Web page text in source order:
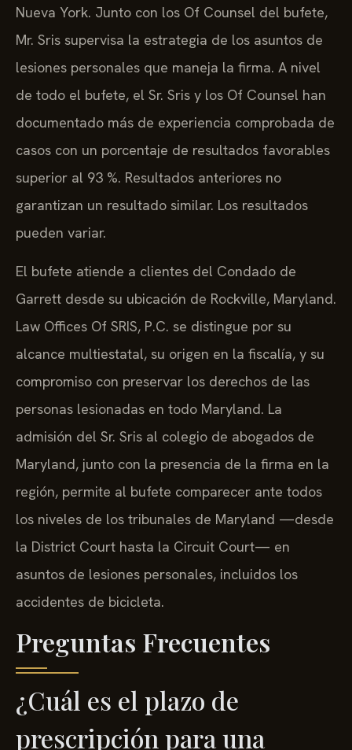
Nueva York. Junto con los Of Counsel del bufete,
Mr. Sris supervisa la estrategia de los asuntos de
lesiones personales que maneja la firma. A nivel
de todo el bufete, el Sr. Sris y los Of Counsel han
documentado más de experiencia comprobada de
casos con un porcentaje de resultados favorables
superior al 93 %. Resultados anteriores no
garantizan un resultado similar. Los resultados
pueden variar.
El bufete atiende a clientes del Condado de
Garrett desde su ubicación de Rockville, Maryland.
Law Offices Of SRIS, P.C. se distingue por su
alcance multiestatal, su origen en la fiscalía, y su
compromiso con preservar los derechos de las
personas lesionadas en todo Maryland. La
admisión del Sr. Sris al colegio de abogados de
Maryland, junto con la presencia de la firma en la
región, permite al bufete comparecer ante todos
los niveles de los tribunales de Maryland —desde
la District Court hasta la Circuit Court— en
asuntos de lesiones personales, incluidos los
accidentes de bicicleta.
Preguntas Frecuentes
¿Cuál es el plazo de
prescripción para una